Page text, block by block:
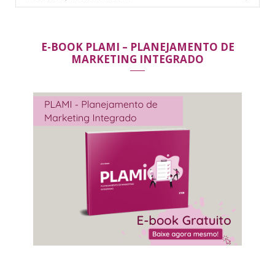
for:
E-BOOK PLAMI – PLANEJAMENTO DE
MARKETING INTEGRADO